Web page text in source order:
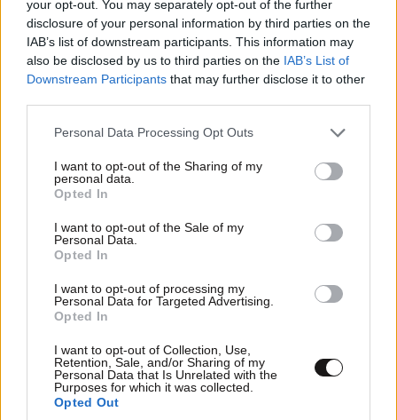
your opt-out. You may separately opt-out of the further
disclosure of your personal information by third parties on the
IAB’s list of downstream participants. This information may
also be disclosed by us to third parties on the IAB’s List of
Downstream Participants that may further disclose it to other
Please note that this website/app uses one or more Google
not limited to your visit or usage behaviour. You may click to
grant or deny consent to Google and its third-party tags to
use your data for below specified purposes in below Google
consent section.
Personal Data Processing Opt Outs
I want to opt-out of the Sharing of my
personal data.
Opted In
I want to opt-out of the Sale of my
Personal Data.
Opted In
I want to opt-out of processing my
Personal Data for Targeted Advertising.
Opted In
I want to opt-out of Collection, Use,
Retention, Sale, and/or Sharing of my
Personal Data that Is Unrelated with the
Purposes for which it was collected.
Opted Out
Εριέττα Κούρκουλου – Τα 33α γενέθλια και τα
φιλιά με τον Βύρωνα Βασιλειάδη: «Καμία στιγμή
ευτυχίας δεδομένη»
09·08·2026 09:30
Οι 5 ασκήσεις που πρέπει να κάνετε για μια ζωή
με δύναμη και αυτονομία – Ένα απλό αλλά